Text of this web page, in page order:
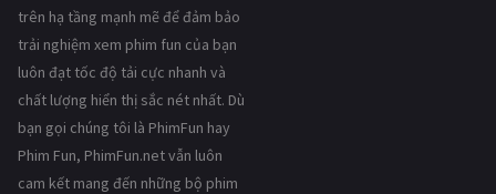
trên hạ tầng mạnh mẽ để đảm bảo
trải nghiệm xem phim fun của bạn
luôn đạt tốc độ tải cực nhanh và
chất lượng hiển thị sắc nét nhất. Dù
bạn gọi chúng tôi là PhimFun hay
Phim Fun, PhimFun.net vẫn luôn
cam kết mang đến những bộ phim